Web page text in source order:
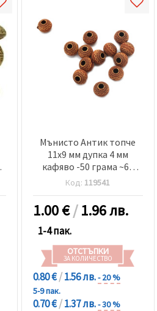
Мънисто Антик топче
11x9 мм дупка 4 мм
кафяво -50 грама ~65
броя
Код: 119541
1.00€/1.96 лв.
1-4 пак.
ОТСТЪПКИ
ЗА КОЛИЧЕСТВО
0.80 €/1.56 лв.- 20 %
5-9 пак.
0.70 €/1.37 лв.- 30 %